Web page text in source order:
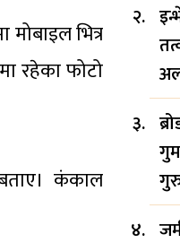
भित्र
रहेका फोटो
कंकाल